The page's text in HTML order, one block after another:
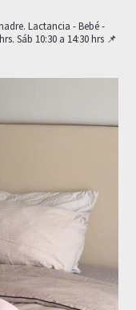
Lactancia - Bebé -
Sáb 10:30 a 14:30 hrs 📌